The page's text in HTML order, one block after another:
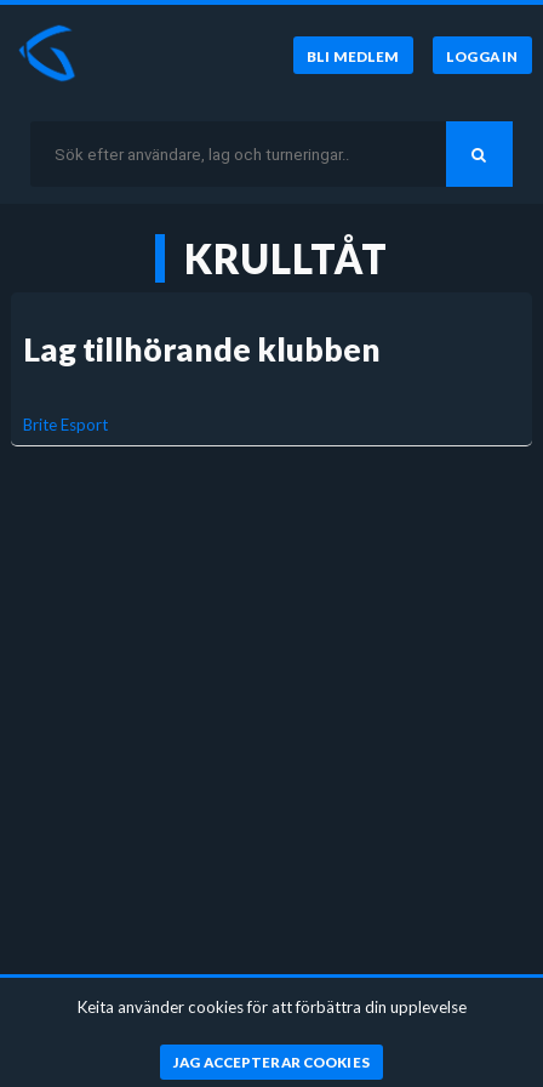
BLI MEDLEM LOGGA IN
KRULLTÅT
Lag tillhörande klubben
Brite Esport
Keita använder cookies för att förbättra din upplevelse
JAG ACCEPTERAR COOKIES